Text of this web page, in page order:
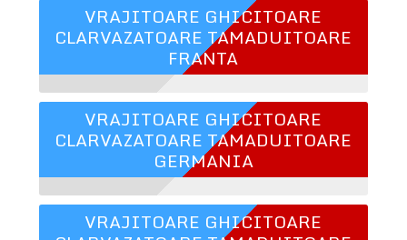
VRAJITOARE GHICITOARE
CLARVAZATOARE TAMADUITOARE
FRANTA
VRAJITOARE GHICITOARE
CLARVAZATOARE TAMADUITOARE
GERMANIA
VRAJITOARE GHICITOARE